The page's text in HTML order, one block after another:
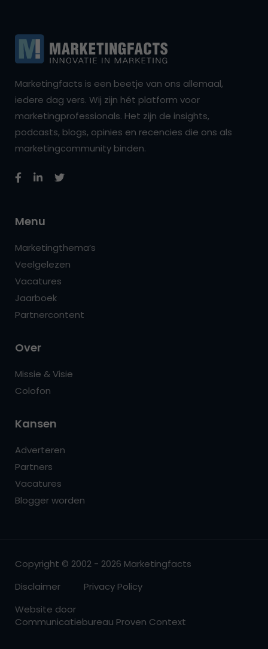
Marketingfacts is een beetje van ons allemaal,
iedere dag vers. Wij zijn hét platform voor
marketingprofessionals. Het zijn de insights,
podcasts, blogs, opinies en recencies die ons als
marketingcommunity binden.
Menu
Marketingthema’s
Veelgelezen
Vacatures
Jaarboek
Partnercontent
Over
Missie & Visie
Colofon
Kansen
Adverteren
Partners
Vacatures
Blogger worden
Copyright © 2002 - 2026 Marketingfacts
Disclaimer
Privacy Policy
Website door
Communicatiebureau Proven Context